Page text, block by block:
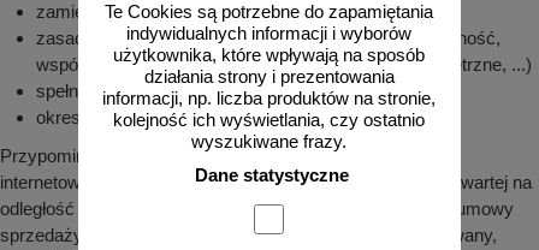
Te Cookies są potrzebne do zapamiętania
indywidualnych informacji i wyborów
użytkownika, które wpływają na sposób
działania strony i prezentowania
informacji, np. liczba produktów na stronie,
kolejność ich wyświetlania, czy ostatnio
wyszukiwane frazy.
Dane statystyczne
zamierzone zastosowanie
zasadnicze charakterystyki (mocowanie, chromatyczność,
współczynnik odblasku, odporność na czynniki zewnętrzne, ...)
spełniana norma, numer deklaracji
okres przydatności
Przypominamy, że zgodnie z pkt. 8.9 regulaminu sklepu
internetowego znakowo.pl prawo odstąpienia od umowy zawartej na
odległość nie przysługuje konsumentowi w odniesieniu do umowy
sprzedaży, której przedmiotem jest produkt nieprefabrykowany,